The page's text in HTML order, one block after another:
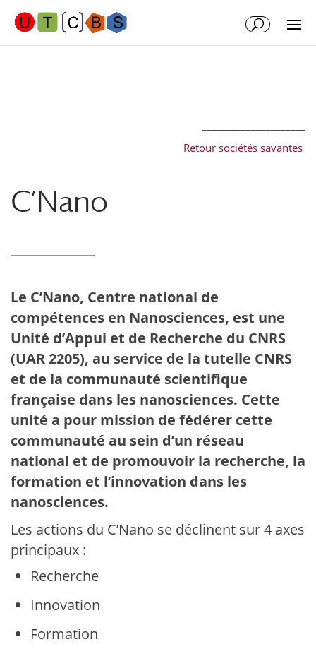
Retour sociétés savantes
C’Nano
Le C’Nano, Centre national de
compétences en Nanosciences, est une
Unité d’Appui et de Recherche du CNRS
(UAR 2205), au service de la tutelle CNRS
et de la communauté scientifique
française dans les nanosciences. Cette
unité a pour mission de fédérer cette
communauté au sein d’un réseau
national et de promouvoir la recherche, la
formation et l’innovation dans les
nanosciences.
Les actions du C’Nano se déclinent sur 4 axes
principaux :
Recherche
Innovation
Formation